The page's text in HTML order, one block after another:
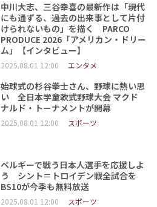
中川大志、三谷幸喜の最新作は「現代
にも通ずる、過去の出来事として片付
けられないもの」を描く PARCO
PRODUCE 2026「アメリカン・ドリー
ム」【インタビュー】
2025.08.01 12:00 エンタメ
始球式の杉谷拳士さん、野球に熱い思
い 全日本学童軟式野球大会 マクド
ナルド・トーナメントが開幕
2025.08.01 12:00 スポーツ
ベルギーで戦う日本人選手を応援しよ
う シント＝トロイデン戦全試合を
BS10が今季も無料放送
2025.08.01 12:00 スポーツ